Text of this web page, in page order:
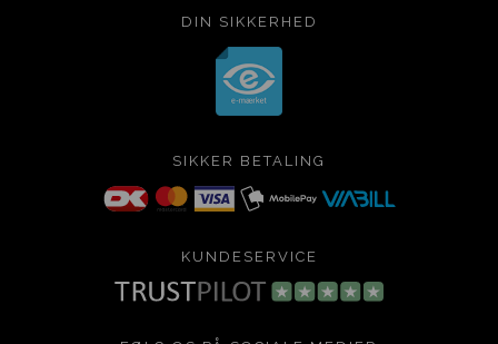
DIN SIKKERHED
SIKKER BETALING
KUNDESERVICE